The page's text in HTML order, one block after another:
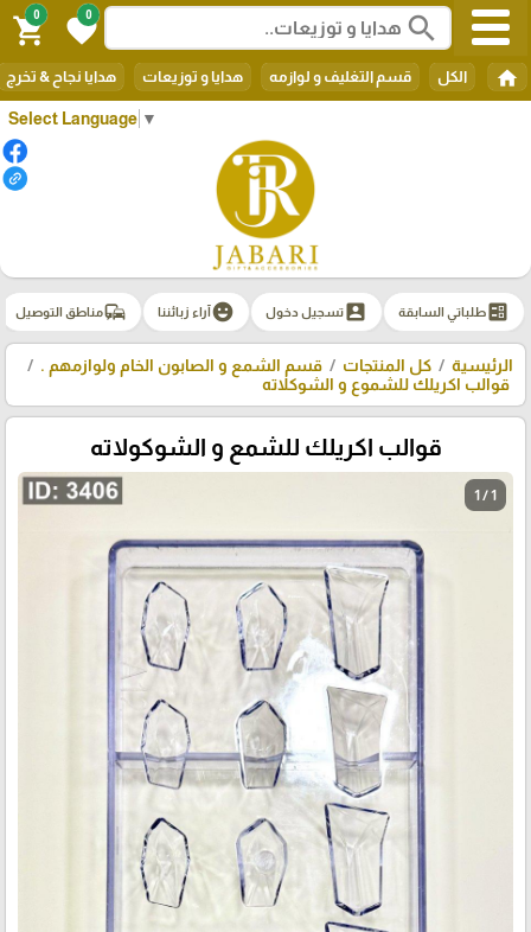
Select Language ▼
search
0
favorite
0
shopping_cart
home الكل قسم التغليف و لوازمه هدايا و توزيعات هدايا نجاح & تخرج
ballotطلباتي السابقة account_boxتسجيل دخول emoji_emotionsآراء زبائننا commuteمناطق التوصيل
الرئيسية كل المنتجات
قسم الشمع و الصابون الخام ولوازمهم .
قوالب اكريلك للشموع و الشوكلاته
قوالب اكريلك للشمع و الشوكولاته
1 / 1